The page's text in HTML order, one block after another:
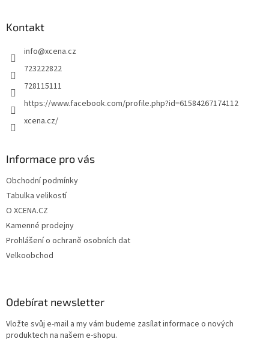
Kontakt
info@xcena.cz
723222822
728115111
https://www.facebook.com/profile.php?id=61584267174112
xcena.cz/
Informace pro vás
Obchodní podmínky
Tabulka velikostí
O XCENA.CZ
Kamenné prodejny
Prohlášení o ochraně osobních dat
Velkoobchod
Odebírat newsletter
Vložte svůj e-mail a my vám budeme zasílat informace o nových
produktech na našem e-shopu.